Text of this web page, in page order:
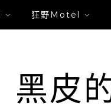
狂野Motel
黑皮